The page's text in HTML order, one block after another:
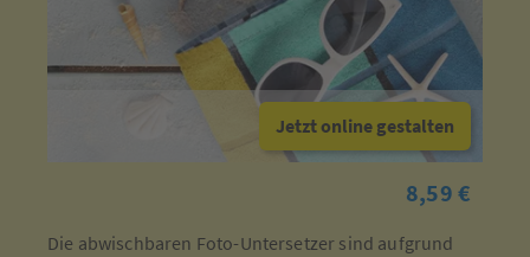
Jetzt online gestalten
8,59 €
Die abwischbaren Foto-Untersetzer sind aufgrund